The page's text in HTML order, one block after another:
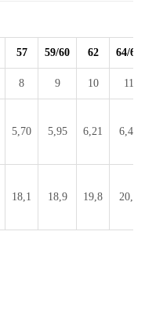
57 59/60 62 64/65
8 9 10 11
5,70 5,95 6,21 6,46
18,1 18,9 19,8 20,6